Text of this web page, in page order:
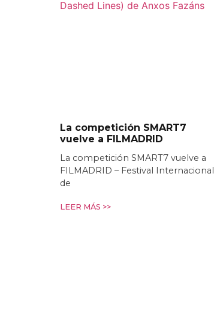
La competición SMART7
vuelve a FILMADRID
La competición SMART7 vuelve a
FILMADRID – Festival Internacional
de
LEER MÁS >>